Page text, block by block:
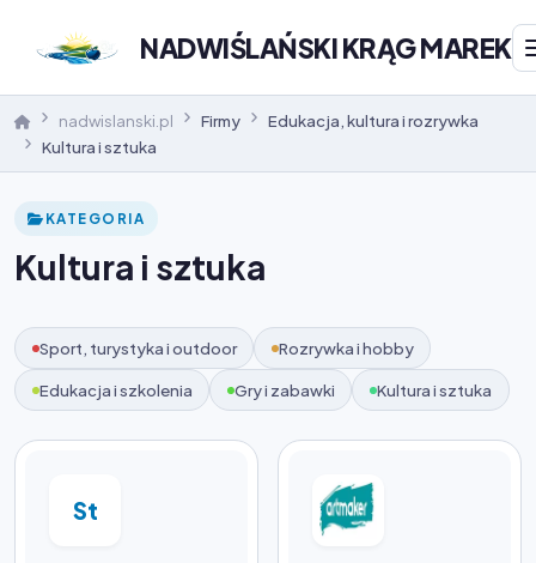
NADWIŚLAŃSKI KRĄG MAREK
nadwislanski.pl Firmy
Edukacja, kultura i rozrywka
Kultura i sztuka
KATEGORIA
Kultura i sztuka
Sport, turystyka i outdoor Rozrywka i hobby
Edukacja i szkolenia Gry i zabawki Kultura i sztuka
St